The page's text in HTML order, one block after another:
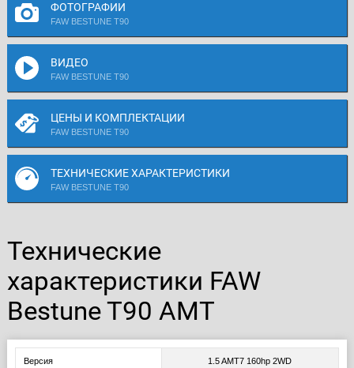
ФОТОГРАФИИ
FAW BESTUNE T90
ВИДЕО
FAW BESTUNE T90
ЦЕНЫ И КОМПЛЕКТАЦИИ
FAW BESTUNE T90
ТЕХНИЧЕСКИЕ ХАРАКТЕРИСТИКИ
FAW BESTUNE T90
Технические
характеристики FAW
Bestune T90 AMT
Версия 1.5 AMT7 160hp 2WD